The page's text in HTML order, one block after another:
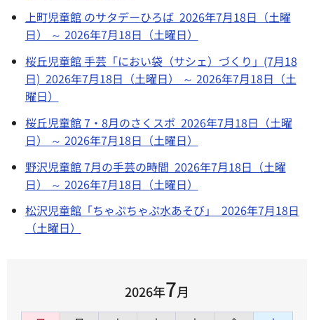
上町児童館 のサタデーひろば 2026年7月18日（土曜
日） ～ 2026年7月18日（土曜日）
桜丘児童館 手芸「におい袋（サシェ）づくり」(7月18
日) 2026年7月18日（土曜日） ～ 2026年7月18日（土
曜日）
桜丘児童館 7・8月のさくスポ 2026年7月18日（土曜
日） ～ 2026年7月18日（土曜日）
野沢児童館 7月の手芸の時間 2026年7月18日（土曜
日） ～ 2026年7月18日（土曜日）
松沢児童館「ちゃぷちゃぷ水あそび」 2026年7月18日
（土曜日）
2026年7月